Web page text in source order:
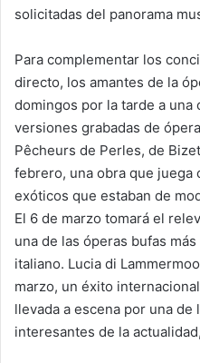
solicitadas del panorama
Para complementar los
directo, los amantes de la
domingos por la tarde a una
versiones grabadas de
Pêcheurs de Perles, de
febrero, una obra que
exóticos que estaban de
El 6 de marzo tomará el
una de las óperas bufas
italiano. Lucia di
marzo, un éxito
llevada a escena por una
interesantes de la